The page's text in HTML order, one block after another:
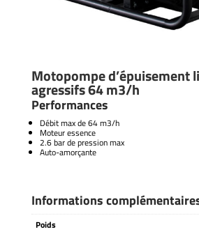
Motopompe d’épuisement
agressifs 64 m3/h
Performances
Débit max de 64 m3/h
Moteur essence
2.6 bar de pression max
Auto-amorçante
Informations
Poids